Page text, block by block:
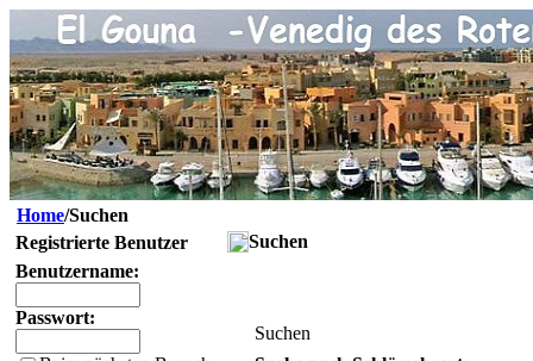
Home/Suchen
Registrierte Benutzer
Benutzername:
Passwort:
Suchen
Suchen